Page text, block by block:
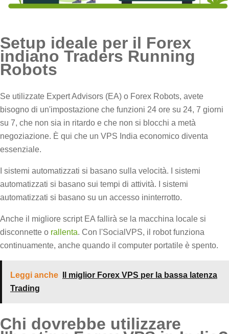
Setup ideale per il Forex
indiano Traders Running
Robots
Se utilizzate Expert Advisors (EA) o Forex Robots, avete
bisogno di un'impostazione che funzioni 24 ore su 24, 7 giorni
su 7, che non sia in ritardo e che non si blocchi a metà
negoziazione. È qui che un VPS India economico diventa
essenziale.
I sistemi automatizzati si basano sulla velocità. I sistemi
automatizzati si basano sui tempi di attività. I sistemi
automatizzati si basano su un accesso ininterrotto.
Anche il migliore script EA fallirà se la macchina locale si
disconnette o rallenta. Con l'SocialVPS, il robot funziona
continuamente, anche quando il computer portatile è spento.
Leggi anche
Il miglior Forex VPS per la bassa latenza
Trading
Chi dovrebbe utilizzare